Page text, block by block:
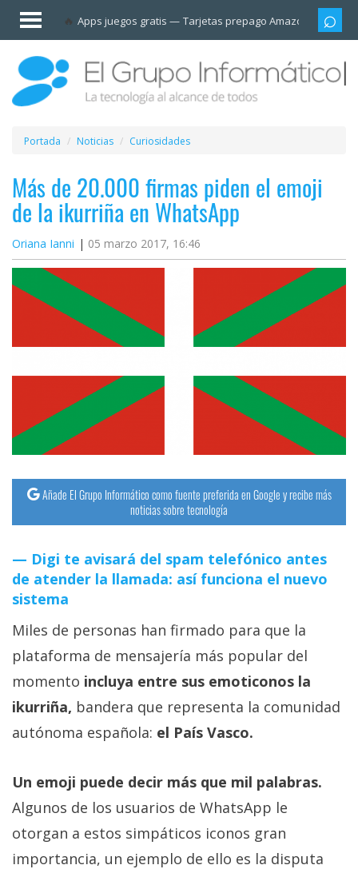
Apps juegos gratis Tarjetas prepago Amazon
Invitado
Iniciar
sesión /
Registrarse
Esenciales
Móviles
Ofertas
Apps
Redes
sociales
Operadores
Trucos
y
Tutoriales
Sistemas
Profesional
+
Más
Sorteos
Foros
Portada Noticias Curiosidades
Más de 20.000 firmas piden el emoji
de la ikurriña en WhatsApp
Oriana Ianni 05 marzo 2017, 16:46
Añade El Grupo Informático como fuente preferida en Google y recibe más
noticias sobre tecnología
Digi te avisará del spam telefónico antes
de atender la llamada: así funciona el nuevo
sistema
Miles de personas han firmado para que la
plataforma de mensajería más popular del
momento incluya entre sus emoticonos la
ikurriña, bandera que representa la comunidad
autónoma española: el País Vasco.
Un emoji puede decir más que mil palabras.
Algunos de los usuarios de WhatsApp le
otorgan a estos simpáticos iconos gran
importancia, un ejemplo de ello es la disputa